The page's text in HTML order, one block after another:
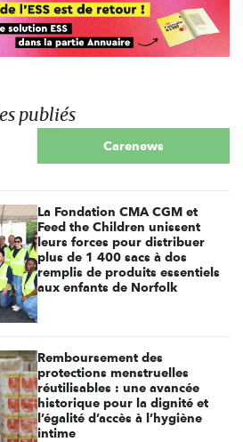
publiés
Carenews
La Fondation CMA CGM et
Feed the Children unissent
leurs forces pour distribuer
plus de 1 400 sacs à dos
remplis de produits essentiels
aux enfants de Norfolk
Remboursement des
protections menstruelles
réutilisables : une avancée
historique pour la dignité et
l’égalité d’accès à l’hygiène
intime